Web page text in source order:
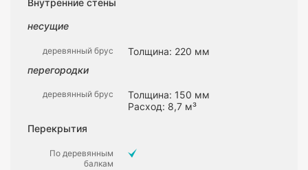
Внутренние стены
несущие
деревянный брус
Толщина: 220 мм
перегородки
деревянный брус
Толщина: 150 мм
Расход: 8,7 м³
Перекрытия
По деревянным
балкам